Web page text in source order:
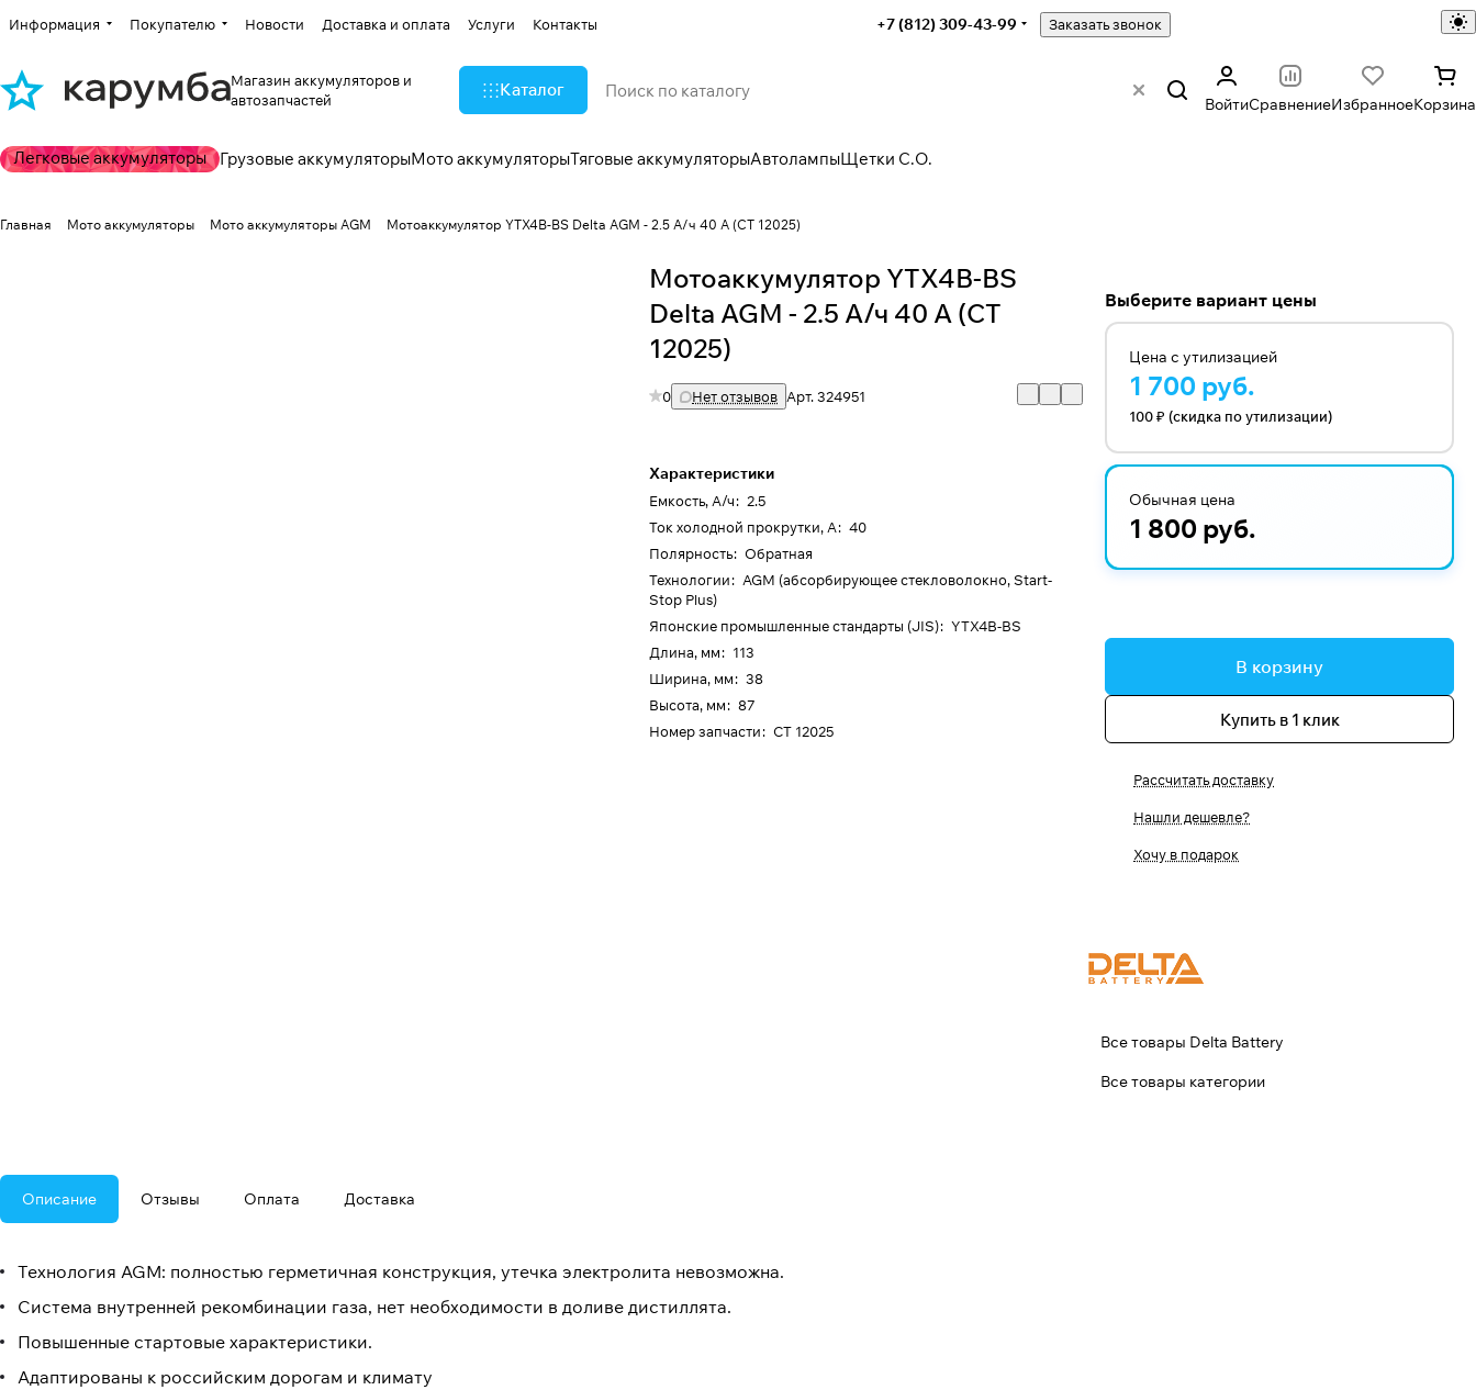
Информация Покупателю Новости Доставка и оплата Услуги Контакты +7 (812) 309-43-99 Заказать звонок
Магазин аккумуляторов и
автозапчастей
Каталог
ВойтиСравнениеИзбранноеКорзина
Легковые аккумуляторы Грузовые аккумуляторыМото аккумуляторыТяговые аккумуляторыАвтолампыЩетки С.О.
Главная Мото аккумуляторы Мото аккумуляторы AGM Мотоаккумулятор YTX4B-BS Delta AGM - 2.5 А/ч 40 А (CT 12025)
Мотоаккумулятор YTX4B-BS
Delta AGM - 2.5 А/ч 40 А (CT
12025)
0 Нет отзывов Арт.324951
Характеристики
Емкость, А/ч: 2.5
Ток холодной прокрутки, А: 40
Полярность: Обратная
Технологии: AGM (абсорбирующее стекловолокно, Start-
Stop Plus)
Японские промышленные стандарты (JIS): YTX4B-BS
Длина, мм: 113
Ширина, мм: 38
Высота, мм: 87
Номер запчасти: CT 12025
Выберите вариант цены
Цена с утилизацией
1 700 руб.
100 ₽ (скидка по утилизации)
Обычная цена
1 800 руб.
В корзину
Купить в 1 клик
Рассчитать доставку
Нашли дешевле?
Хочу в подарок
Все товары Delta Battery
Все товары категории
Описание Отзывы Оплата Доставка
Технология AGM: полностью герметичная конструкция, утечка электролита невозможна.
Система внутренней рекомбинации газа, нет необходимости в доливе дистиллята.
Повышенные стартовые характеристики.
Адаптированы к российским дорогам и климату